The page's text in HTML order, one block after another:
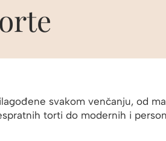
svakom venčanju, od
torti do modernih i